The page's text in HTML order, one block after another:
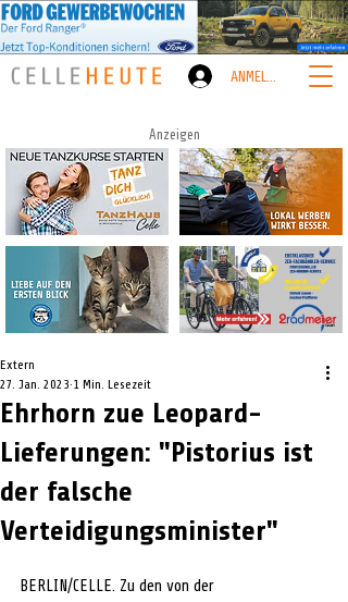
ANMELDEN
Anzeigen
Ehrhorn zue Leopard-
Lieferungen: "Pistorius ist
der falsche
Verteidigungsminister"
Extern
27. Jan. 2023 1 Min. Lesezeit
BERLIN/CELLE. Zu den von der